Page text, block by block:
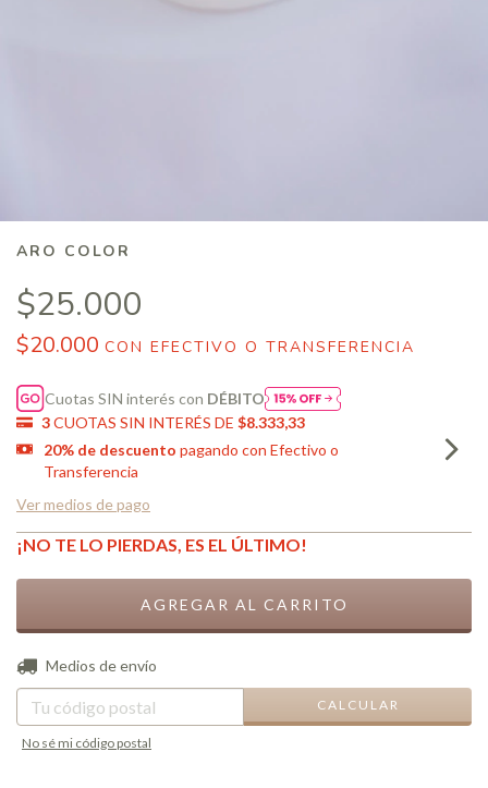
ARO COLOR
$25.000
$20.000 CON EFECTIVO O TRANSFERENCIA
Cuotas SIN interés con DÉBITO
3CUOTAS SIN INTERÉS DE $8.333,33
20% de descuento pagando con Efectivo o
Transferencia
Ver medios de pago
¡NO TE LO PIERDAS, ES EL ÚLTIMO!
Entregas para el CP:
Medios de envío
CALCULAR
No sé mi código postal